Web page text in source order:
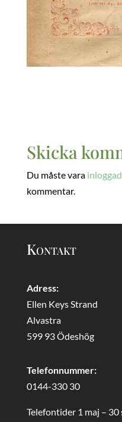
Skicka
Du måste vara inloggad
kommentar.
Kontakt
Adress:
Ellen Keys Strand
Alvastra
599 93 Ödeshög
Telefonnummer:
0144-330 30
Telefontider 1 maj – 30